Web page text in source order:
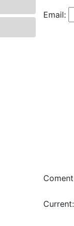
Email:
Current: